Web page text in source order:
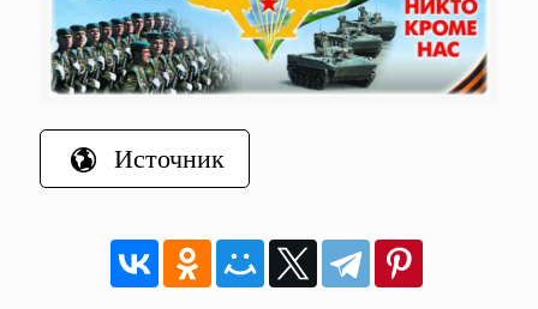
Источник